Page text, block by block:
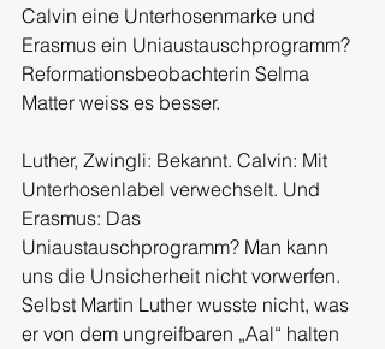
Calvin eine Unterhosenmarke und
Erasmus ein Uniaustauschprogramm?
Reformationsbeobachterin Selma
Matter weiss es besser.
Luther, Zwingli: Bekannt. Calvin: Mit
Unterhosenlabel verwechselt. Und
Erasmus: Das
Uniaustauschprogramm? Man kann
uns die Unsicherheit nicht vorwerfen.
Selbst Martin Luther wusste nicht, was
er von dem ungreifbaren „Aal“ halten